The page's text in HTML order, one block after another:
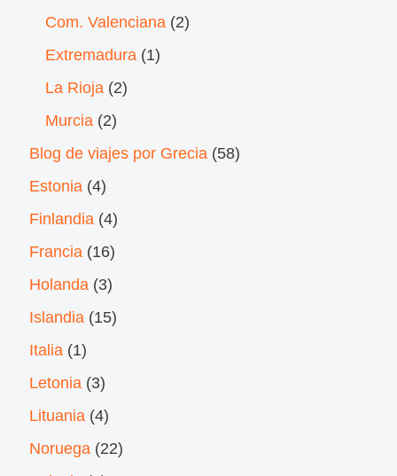
Com. Valenciana (2)
Extremadura (1)
La Rioja (2)
Murcia (2)
Blog de viajes por Grecia (58)
Estonia (4)
Finlandia (4)
Francia (16)
Holanda (3)
Islandia (15)
Italia (1)
Letonia (3)
Lituania (4)
Noruega (22)